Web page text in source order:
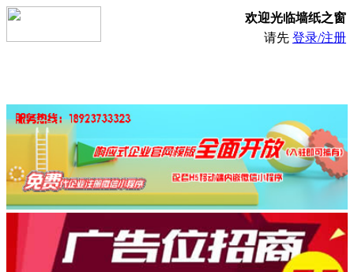
欢迎光临墙纸之窗
请先 登录/注册